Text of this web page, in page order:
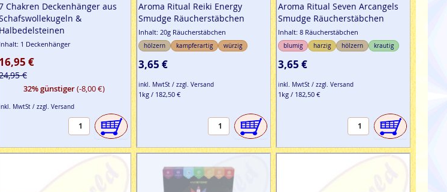
Chakren Deckenhänger aus
&
Halbedelsteinen
Inhalt: 1 Deckenhänger
16,95 €
€
32% günstiger(-8,00 €)
MwtSt / zzgl. Versand
Aroma Ritual Reiki Energy
Smudge Räucherstäbchen
Inhalt: 20g Räucherstäbchen
hölzern kampferartig würzig
3,65 €
inkl. MwtSt / zzgl. Versand
1kg / 182,50 €
Aroma Ritual Seven Arcangels
Smudge Räucherstäbchen
Inhalt: 8 Räucherstäbchen
blumig harzig hölzern krautig
3,65 €
inkl. MwtSt / zzgl. Versand
1kg / 182,50 €